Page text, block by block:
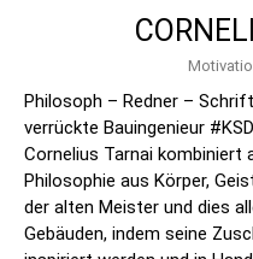
Philosoph – Redner –
verrückte Bauingenieur
Cornelius Tarnai kombiniert
Philosophie aus Körper,
der alten Meister und dies
Gebäuden, indem seine